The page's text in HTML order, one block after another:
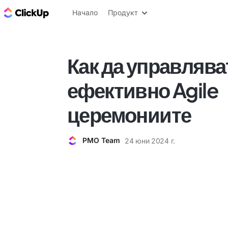
ClickUp блог
Начало Продукт
Как да
ефективно Agile
церемониите
PMO Team 24 юни 2024 г.